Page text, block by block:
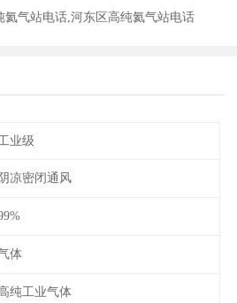
气站电话,河东区高纯氦气站电话
业级
凉密闭通风
体
纯工业气体